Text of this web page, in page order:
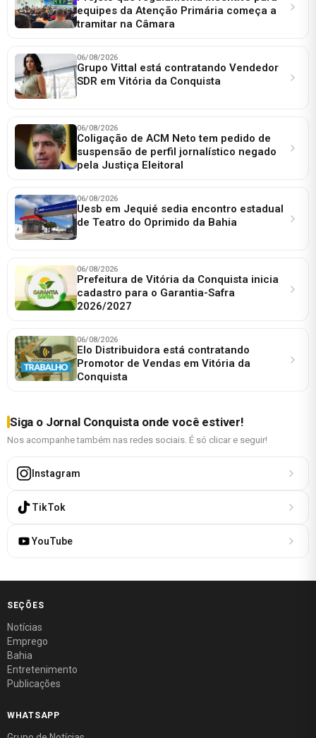
equipes da Atenção Primária começa a
tramitar na Câmara
06/08/2026
Grupo Vittal está contratando Vendedor
SDR em Vitória da Conquista
06/08/2026
Coligação de ACM Neto tem pedido de
suspensão de perfil jornalístico negado
pela Justiça Eleitoral
06/08/2026
Uesb em Jequié sedia encontro estadual
de Teatro do Oprimido da Bahia
06/08/2026
Prefeitura de Vitória da Conquista inicia
cadastro para o Garantia-Safra
2026/2027
06/08/2026
Elo Distribuidora está contratando
Promotor de Vendas em Vitória da
Conquista
Siga o Jornal Conquista onde você estiver!
Nos acompanhe também nas redes sociais. É só clicar e seguir!
Instagram
TikTok
YouTube
SEÇÕES
Notícias
Emprego
Bahia
Entretenimento
Publicações
WHATSAPP